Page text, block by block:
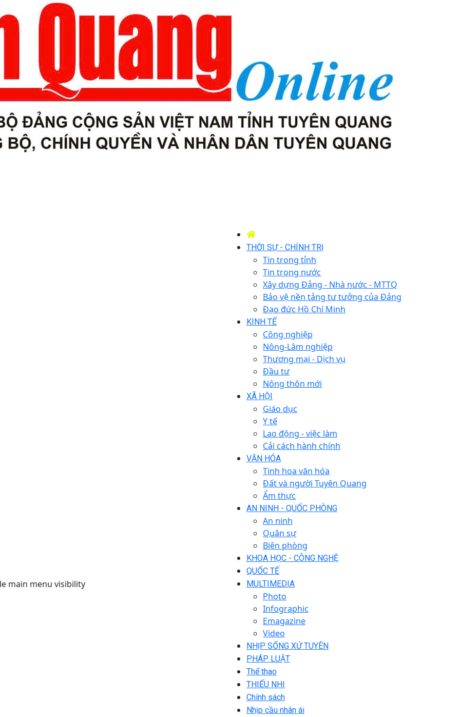
main menu visibility
THỜI SỰ - CHÍNH TRỊ
Tin trong tỉnh
Tin trong nước
Xây dựng Đảng - Nhà nước - MTTQ
Bảo vệ nền tảng tư tưởng của Đảng
Đạo đức Hồ Chí Minh
KINH TẾ
Công nghiệp
Nông-Lâm nghiệp
Thương mại - Dịch vụ
Đầu tư
Nông thôn mới
XÃ HỘI
Giáo dục
Y tế
Lao động - việc làm
Cải cách hành chính
VĂN HÓA
Tinh hoa văn hóa
Đất và người Tuyên Quang
Ẩm thực
AN NINH - QUỐC PHÒNG
An ninh
Quân sự
Biên phòng
KHOA HỌC - CÔNG NGHỆ
QUỐC TẾ
MULTIMEDIA
Photo
Infographic
Emagazine
Video
NHỊP SỐNG XỨ TUYÊN
PHÁP LUẬT
Thể thao
THIẾU NHI
Chính sách
Nhịp cầu nhân ái